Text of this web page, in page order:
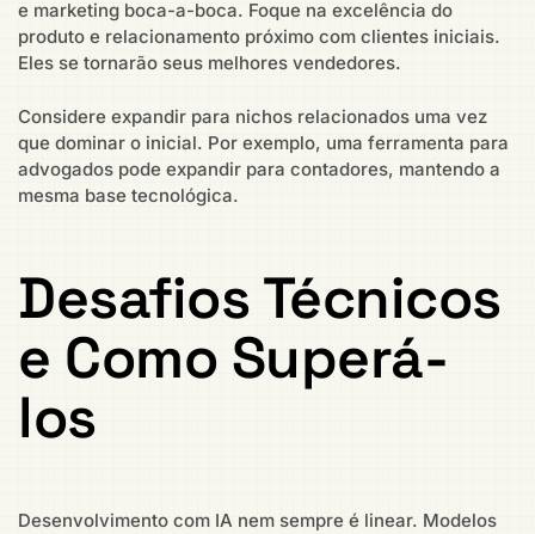
e marketing boca-a-boca. Foque na excelência do
produto e relacionamento próximo com clientes iniciais.
Eles se tornarão seus melhores vendedores.
Considere expandir para nichos relacionados uma vez
que dominar o inicial. Por exemplo, uma ferramenta para
advogados pode expandir para contadores, mantendo a
mesma base tecnológica.
Desafios Técnicos
e Como Superá-
los
Desenvolvimento com IA nem sempre é linear. Modelos